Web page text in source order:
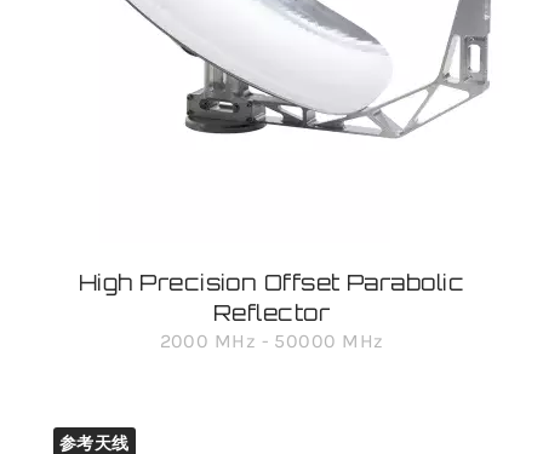
High Precision Offset Parabolic
Reflector
2000 MHz - 50000 MHz
参考天线